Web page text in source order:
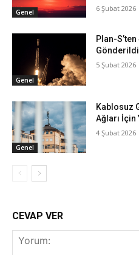
Genel 6 Şubat 2026
Genel
Plan-
Gönderildi:
5 Şubat 2026
Genel
Kablosuz
Ağları İçin
4 Şubat 2026
CEVAP VER